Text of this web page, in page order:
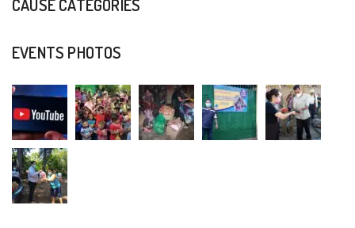
CAUSE CATEGORIES
EVENTS PHOTOS